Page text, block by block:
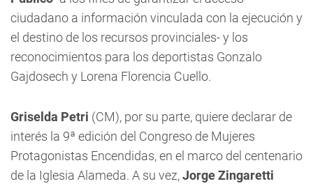
ciudadano a información vinculada con la ejecución y
el destino de los recursos provinciales- y los
reconocimientos para los deportistas Gonzalo
Gajdosech y Lorena Florencia Cuello.
Griselda Petri (CM), por su parte, quiere declarar de
interés la 9ª edición del Congreso de Mujeres
Protagonistas Encendidas, en el marco del centenario
de la Iglesia Alameda. A su vez,Jorge Zingaretti